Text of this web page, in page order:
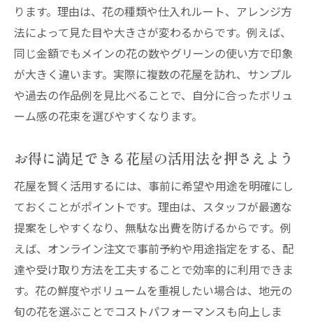
ります。理由は、花の種類や仕入れルート、アレンジ方
法によって見た目や大きさが変わるからです。例えば、
同じ金額でもメインの花の数やグリーンの使い方で印象
が大きく違います。実際に複数の花屋を訪れ、サンプル
や過去の作品例を見比べることで、自分に合ったボリュ
ーム感の花束を選びやすくなります。
お得に満足できる花屋の活用法を押さえよう
花屋を賢く活用するには、事前に希望や用途を明確にし
ておくことがポイントです。理由は、スタッフが最適な
提案をしやすくなり、無駄な出費を防げるからです。例
えば、オンライン注文で事前予約や用途指定をする、配
達や受け取り方法を工夫することで効率的に利用できま
す。花の鮮度やボリュームを重視したい場合は、地元の
旬の花を選ぶことでコストパフォーマンスも向上しま